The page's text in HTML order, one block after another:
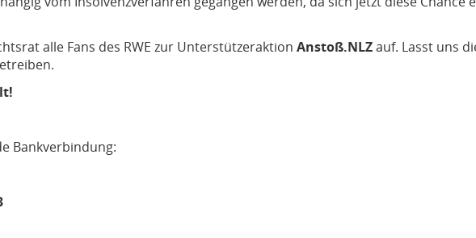
alle Fans des RWE zur Unterstützeraktion Anstoß.NLZauf. Lasst uns
Bankverbindung: